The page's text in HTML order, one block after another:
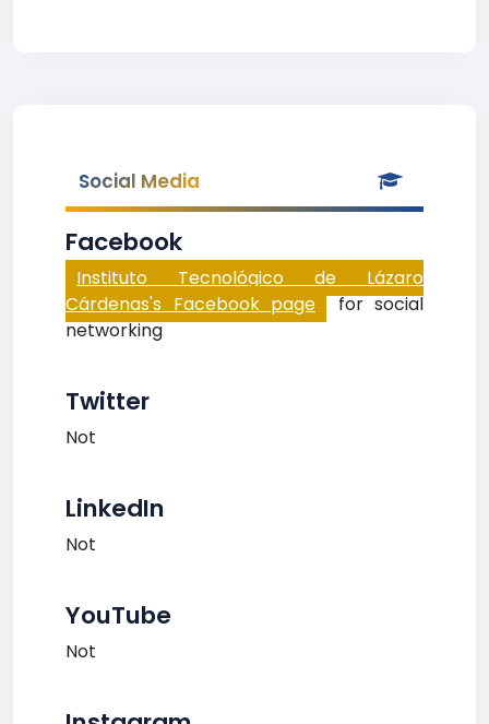
Social Media
Facebook
Instituto Tecnológico de Lázaro
Cárdenas's Facebook page for social
networking
Twitter
Not
LinkedIn
Not
YouTube
Not